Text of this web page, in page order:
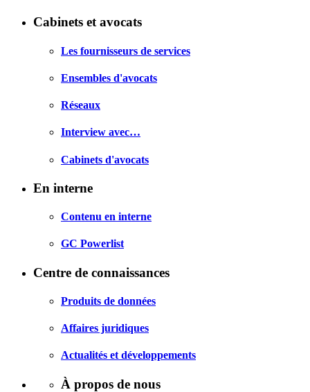
Cabinets et avocats
Les fournisseurs de services
Ensembles d'avocats
Réseaux
Interview avec…
Cabinets d'avocats
En interne
Contenu en interne
GC Powerlist
Centre de connaissances
Produits de données
Affaires juridiques
Actualités et développements
À propos de nous